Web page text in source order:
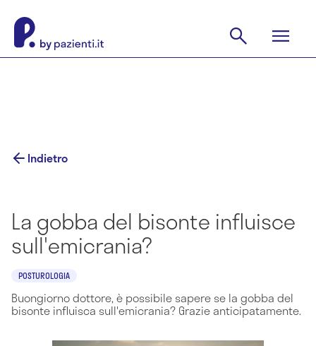
Indietro
La gobba del bisonte influisce
sull'emicrania?
POSTUROLOGIA
Buongiorno dottore, è possibile sapere se la gobba del
bisonte influisca sull'emicrania? Grazie anticipatamente.